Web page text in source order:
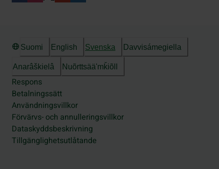
Suomi English Svenska Davvisámegiella
Anarâškielâ Nuõrttsääʹmǩiõll
Respons
Betalningssätt
Användningsvillkor
Förvärvs- och annulleringsvillkor
Dataskyddsbeskrivning
Tillgänglighetsutlåtande